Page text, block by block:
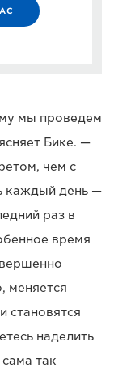
мы проведем
Бике. —
чем с
каждый день —
раз в
время
меняется
становятся
наделить
так